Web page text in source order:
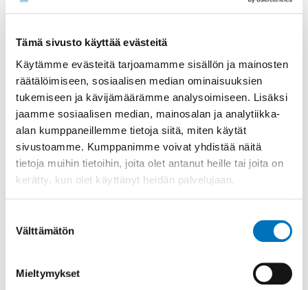
Tämä sivusto käyttää evästeitä
Käytämme evästeitä tarjoamamme sisällön ja mainosten
räätälöimiseen, sosiaalisen median ominaisuuksien
tukemiseen ja kävijämäärämme analysoimiseen. Lisäksi
jaamme sosiaalisen median, mainosalan ja analytiikka-
alan kumppaneillemme tietoja siitä, miten käytät
sivustoamme. Kumppanimme voivat yhdistää näitä
tietoja muihin tietoihin, joita olet antanut heille tai joita on
kerätty, kun olet käyttänyt heidän palvelujaan.
valinta
Välttämätön
Mieltymykset
Pysäkkialueet ovat olennainen osa julkista